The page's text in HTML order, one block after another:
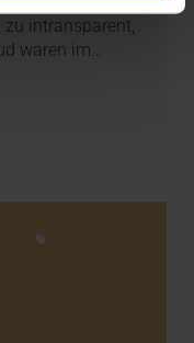
intransparent,
waren im…